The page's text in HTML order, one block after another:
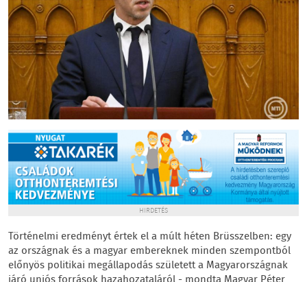
HIRDETÉS
Történelmi eredményt értek el a múlt héten Brüsszelben: egy
az országnak és a magyar embereknek minden szempontból
előnyös politikai megállapodás született a Magyarországnak